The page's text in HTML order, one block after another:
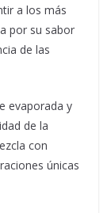
a los más
por su sabor
de las
evaporada y
de la
con
únicas